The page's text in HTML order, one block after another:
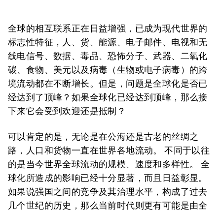
全球的相互联系正在日益增强，已成为现代世界的
标志性特征，人、货、能源、电子邮件、电视和无
线电信号、数据、毒品、恐怖分子、武器、二氧化
碳、食物、美元以及病毒（生物或电子病毒）的跨
境流动都在不断增长。但是，问题是全球化是否已
经达到了顶峰？如果全球化已经达到顶峰，那么接
下来它会受到欢迎还是抵制？
可以肯定的是，无论是在公海还是古老的丝绸之
路，人口和货物一直在世界各地流动。 不同于以往
的是当今世界全球流动的规模、速度和多样性。 全
球化所造成的影响已经十分显著，而且日益彰显。
如果说强国之间的竞争及其治理水平，构成了过去
几个世纪的历史，那么当前时代则更有可能是由全